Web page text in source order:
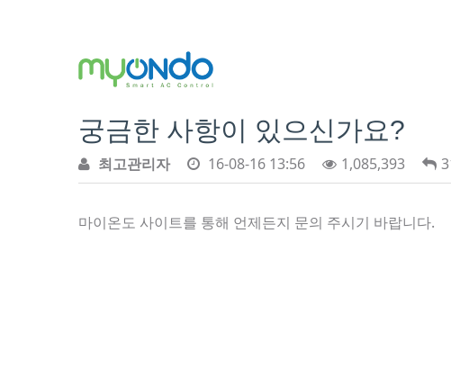
궁금한 사항이 있으신가요?
최고관리자 16-08-16 13:56 1,085,393
마이온도 사이트를 통해 언제든지 문의 주시기 바랍니다.